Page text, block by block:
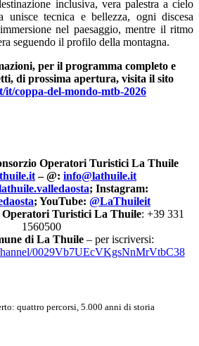
inclusiva, vera palestra a cielo
unisce tecnica e bellezza, ogni discesa
nel paesaggio, mentre il ritmo
seguendo il profilo della montagna.
per il programma completo e
di prossima apertura, visita il sito
it/coppa-del-mondo-mtb-2026
Operatori Turistici La Thuile
– @: info@lathuile.it
; Instagram:
; YouTube: @LaThuileit
Operatori Turistici La Thuile: +39 331
1560500
di La Thuile – per iscriversi:
0029Vb7UEcVKgsNnMrVtbC38
quattro percorsi, 5.000 anni di storia